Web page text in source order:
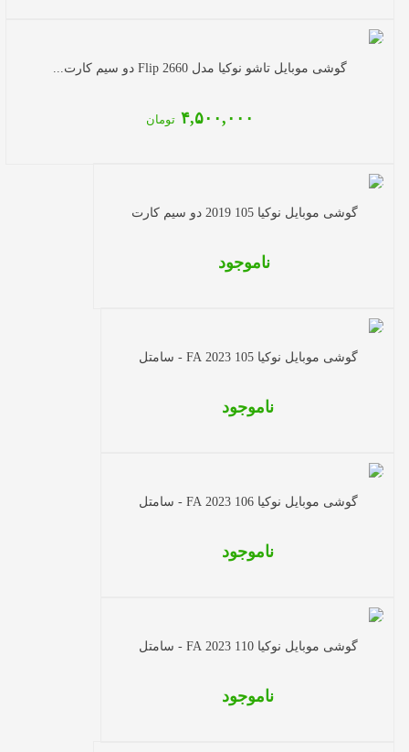
گوشی موبایل تاشو نوکیا مدل 2660 Flip دو سیم کارت...
۴,۵۰۰,۰۰۰تومان
گوشی موبایل نوکیا 105 2019 دو سیم کارت
ناموجود
گوشی موبایل نوکیا 105 2023 FA - سامتل
ناموجود
گوشی موبایل نوکیا 106 2023 FA - سامتل
ناموجود
گوشی موبایل نوکیا 110 2023 FA - سامتل
ناموجود